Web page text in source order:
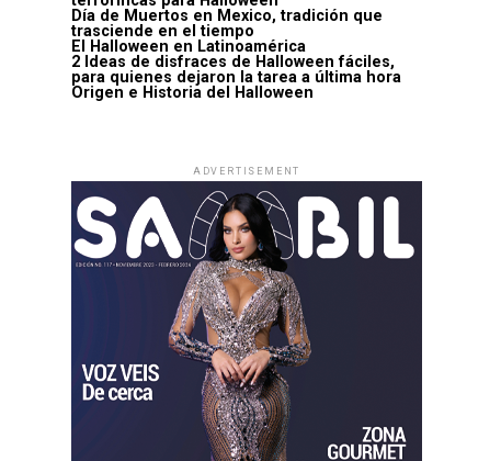
Día de Muertos en Mexico, tradición que
trasciende en el tiempo
El Halloween en Latinoamérica
2 Ideas de disfraces de Halloween fáciles,
para quienes dejaron la tarea a última hora
Origen e Historia del Halloween
ADVERTISEMENT